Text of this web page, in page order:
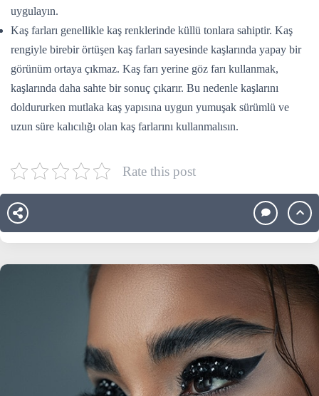
uygulayın.
Kaş farları genellikle kaş renklerinde küllü tonlara sahiptir. Kaş
rengiyle birebir örtüşen kaş farları sayesinde kaşlarında yapay bir
görünüm ortaya çıkmaz. Kaş farı yerine göz farı kullanmak,
kaşlarında daha sahte bir sonuç çıkarır. Bu nedenle kaşlarını
doldururken mutlaka kaş yapısına uygun yumuşak sürümlü ve
uzun süre kalıcılığı olan kaş farlarını kullanmalısın.
Rate this post